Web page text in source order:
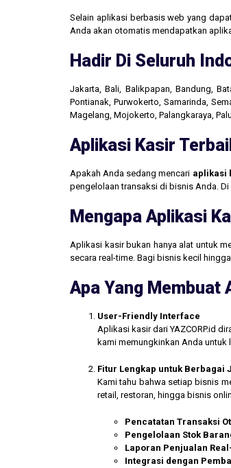
Selain aplikasi berbasis web yang
Anda akan otomatis mendapatkan
Hadir Di Seluruh
Jakarta, Bali, Balikpapan, Bandung,
Pontianak, Purwokerto, Samarinda,
Magelang, Mojokerto, Palangkaraya,
Aplikasi Kasir
Apakah Anda sedang mencari aplikasi
pengelolaan transaksi di bisnis Anda.
Mengapa Aplikasi
Aplikasi kasir bukan hanya alat untuk
secara real-time. Bagi bisnis kecil
Apa Yang Membuat
User-Friendly Interface
Aplikasi kasir dari YAZCORP.id
kami memungkinkan Anda
Fitur Lengkap untuk Berbagai
Kami tahu bahwa setiap bisnis
retail, restoran, hingga bisnis
Pencatatan Transaksi
Pengelolaan Stok
Laporan Penjualan
Integrasi dengan